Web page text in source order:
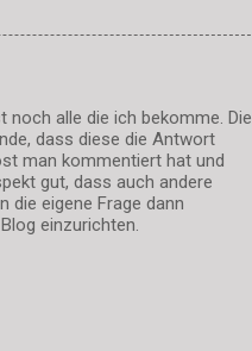
alle die ich bekomme. Die
dass diese die Antwort
man kommentiert hat und
gut, dass auch andere
die eigene Frage dann
einzurichten.